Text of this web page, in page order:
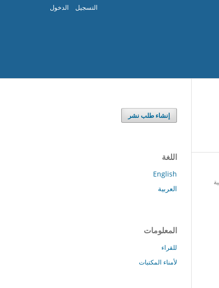
التسجيل الدخول
إنشاء طلب نشر
اللغة
English
العربية
المعلومات
للقراء
لأمناء المكتبات